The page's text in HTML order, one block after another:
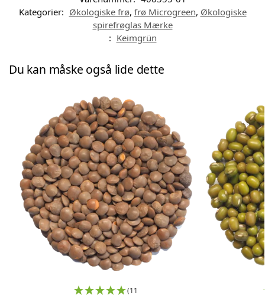
Kategorier: Økologiske frø, frø Microgreen, Økologiske
spirefrøglas Mærke
: Keimgrün
Du kan måske også lide dette
(11